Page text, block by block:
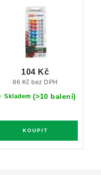
Skladem (>10 balení)
86 Kč bez DPH
104 Kč